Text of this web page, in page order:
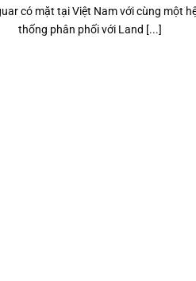
có mặt tại Việt Nam với cùng một
thống phân phối với Land [...]